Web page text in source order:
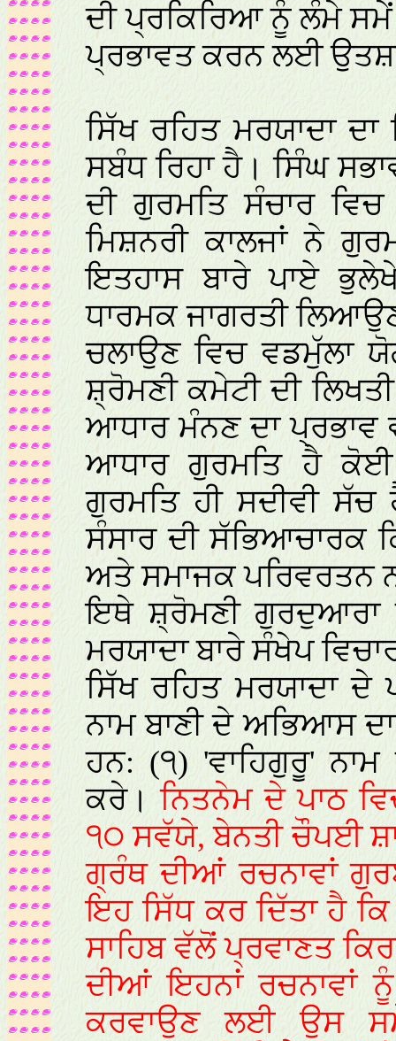
ਦੀ ਪ੍ਰਕਿਰਿਆ ਨੂੰ ਲੰਮੇ
ਪ੍ਰਭਾਵਤ ਕਰਨ ਲਈ
ਸਿੱਖ ਰਹਿਤ ਮਰਯਾਦਾ ਦਾ
ਸਬੰਧ ਰਿਹਾ ਹੈ। ਸਿੰਘ
ਦੀ ਗੁਰਮਤਿ ਸੰਚਾਰ
ਮਿਸ਼ਨਰੀ ਕਾਲਜਾਂ ਨੇ
ਇਤਹਾਸ ਬਾਰੇ ਪਾਏ
ਧਾਰਮਕ ਜਾਗਰਤੀ
ਚਲਾਉਣ ਵਿਚ ਵਡਮੁੱਲਾ
ਸ਼੍ਰੋਮਣੀ ਕਮੇਟੀ ਦੀ
ਆਧਾਰ ਮੰਨਣ ਦਾ ਪ੍ਰਭਾਵ
ਆਧਾਰ ਗੁਰਮਤਿ ਹੈ ਕੋਈ
ਗੁਰਮਤਿ ਹੀ ਸਦੀਵੀ ਸੱਚ
ਸੰਸਾਰ ਦੀ ਸੱਭਿਆਚਾਰਕ
ਅਤੇ ਸਮਾਜਕ ਪਰਿਵਰਤਨ
ਇਥੇ ਸ਼੍ਰੋਮਣੀ ਗੁਰਦੁਆਰਾ
ਮਰਯਾਦਾ ਬਾਰੇ ਸੰਖੇਪ
ਸਿੱਖ ਰਹਿਤ ਮਰਯਾਦਾ ਦੇ
ਨਾਮ ਬਾਣੀ ਦੇ ਅਭਿਆਸ
ਹਨ: (੧) 'ਵਾਹਿਗੁਰੂ'
ਕਰੇ।ਨਿਤਨੇਮ ਦੇ ਪਾਠ
੧੦ ਸਵੱਯੇ, ਬੇਨਤੀ ਚੌਪਈ
ਗ੍ਰੰਥ ਦੀਆਂ ਰਚਨਾਵਾਂ
ਇਹ ਸਿੱਧ ਕਰ ਦਿੱਤਾ ਹੈ
ਸਾਹਿਬ ਵੱਲੋਂ ਪ੍ਰਵਾਣਤ
ਦੀਆਂ ਇਹਨਾਂ ਰਚਨਾਵਾਂ
ਕਰਵਾਉਣ ਲਈ ਉਸ